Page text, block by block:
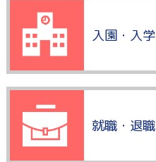
入園・入学
就職・退職